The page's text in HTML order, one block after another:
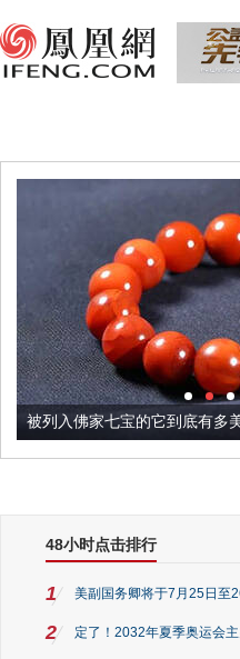
被列入佛家七宝的它到底有多
48小时点击排行
1 美副国务卿将于7月25日至
2 定了！2032年夏季奥运会